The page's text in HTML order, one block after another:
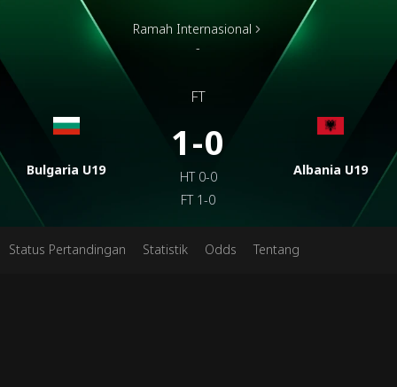
Bulgaria U19
Ramah Internasional
-
FT
1-0
HT 0-0
FT 1-0
Albania U19
Status Pertandingan Statistik Odds Tentang